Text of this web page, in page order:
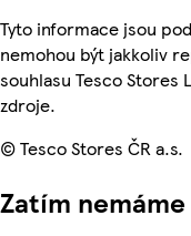
Tyto informace jsou
nemohou být jakkoliv
souhlasu Tesco Stores
zdroje.
© Tesco Stores ČR a.s.
Zatím